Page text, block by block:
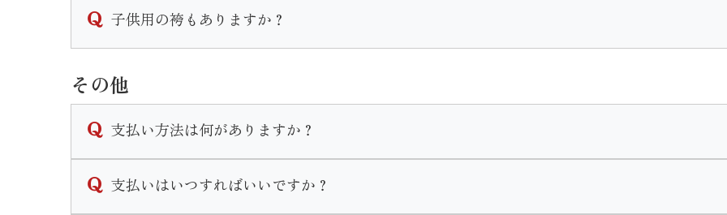
単品でレンタルした場合は
がセットで付いてきます。
単品でも巾着のレンタルは可能ですのでお申し付けください。
※ブーツのレンタルはございません。
子供用の袴もありますか？
小学校卒業用の衣装の取り扱いはございません。
その他
支払い方法は何がありますか？
支払いはいつすればいいですか？